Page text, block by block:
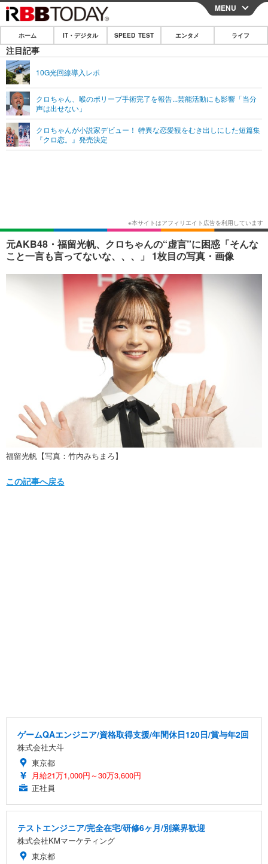
CLOSE
ホーム
IT・デジタル
ネタ
ショッピング その他
SPEED TEST
エンタメ
エンタメTOP
ショッピング その他
ライフ
MENU
ホーム IT・デジタル SPEED TEST エンタメ ライフ
注目記事
10G光回線導入レポ
クロちゃん、喉のポリープ手術完了を報告...芸能活動にも影響「当分
声は出せない」
クロちゃんが小説家デビュー！ 特異な恋愛観をむき出しにした短篇集
『クロ恋。』発売決定
元AKB48・福留光帆、クロちゃんの“虚言”に困惑「そんな
こと一言も言ってないな、、、」 1枚目の写真・画像
福留光帆【写真：竹内みちまろ】
この記事へ戻る
ゲームQAエンジニア/資格取得支援/年間休日120日/賞与年2回
株式会社大斗
東京都
月給21万1,000円～30万3,600円
正社員
テストエンジニア/完全在宅/研修6ヶ月/別業界歓迎
株式会社KMマーケティング
東京都